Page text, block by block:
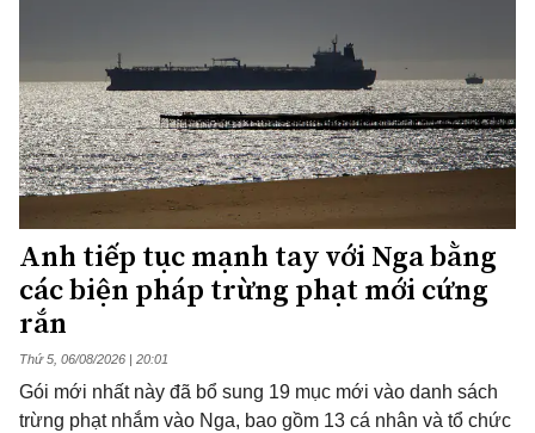
Anh tiếp tục mạnh tay với Nga bằng
các biện pháp trừng phạt mới cứng
rắn
Thứ 5, 06/08/2026 | 20:01
Gói mới nhất này đã bổ sung 19 mục mới vào danh sách
trừng phạt nhắm vào Nga, bao gồm 13 cá nhân và tổ chức